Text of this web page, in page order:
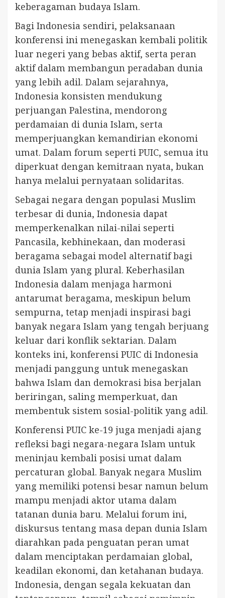
keberagaman budaya Islam.
Bagi Indonesia sendiri, pelaksanaan
konferensi ini menegaskan kembali politik
luar negeri yang bebas aktif, serta peran
aktif dalam membangun peradaban dunia
yang lebih adil. Dalam sejarahnya,
Indonesia konsisten mendukung
perjuangan Palestina, mendorong
perdamaian di dunia Islam, serta
memperjuangkan kemandirian ekonomi
umat. Dalam forum seperti PUIC, semua itu
diperkuat dengan kemitraan nyata, bukan
hanya melalui pernyataan solidaritas.
Sebagai negara dengan populasi Muslim
terbesar di dunia, Indonesia dapat
memperkenalkan nilai-nilai seperti
Pancasila, kebhinekaan, dan moderasi
beragama sebagai model alternatif bagi
dunia Islam yang plural. Keberhasilan
Indonesia dalam menjaga harmoni
antarumat beragama, meskipun belum
sempurna, tetap menjadi inspirasi bagi
banyak negara Islam yang tengah berjuang
keluar dari konflik sektarian. Dalam
konteks ini, konferensi PUIC di Indonesia
menjadi panggung untuk menegaskan
bahwa Islam dan demokrasi bisa berjalan
beriringan, saling memperkuat, dan
membentuk sistem sosial-politik yang adil.
Konferensi PUIC ke-19 juga menjadi ajang
refleksi bagi negara-negara Islam untuk
meninjau kembali posisi umat dalam
percaturan global. Banyak negara Muslim
yang memiliki potensi besar namun belum
mampu menjadi aktor utama dalam
tatanan dunia baru. Melalui forum ini,
diskursus tentang masa depan dunia Islam
diarahkan pada penguatan peran umat
dalam menciptakan perdamaian global,
keadilan ekonomi, dan ketahanan budaya.
Indonesia, dengan segala kekuatan dan